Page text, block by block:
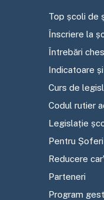
Top școli de
Înscriere la
Întrebări
Indicatoare
Curs de
Codul rutier
Legislație
Pentru Șoferi
Reducere
Parteneri
Program